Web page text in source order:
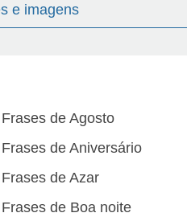
e imagens
Frases de Agosto
Frases de Aniversário
Frases de Azar
Frases de Boa noite